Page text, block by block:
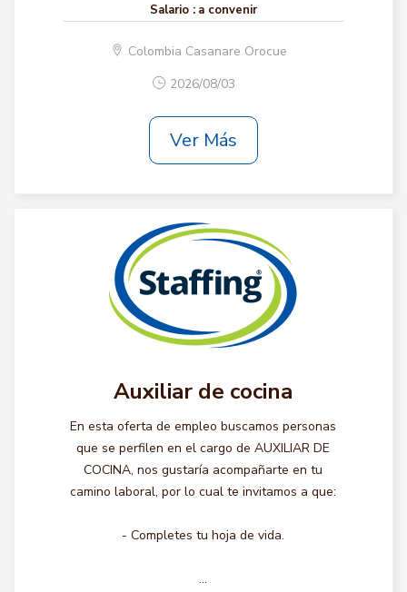
Salario : a convenir
Colombia Casanare Orocue
2026/08/03
Ver Más
Auxiliar de cocina
En esta oferta de empleo buscamos personas
que se perfilen en el cargo de AUXILIAR DE
COCINA, nos gustaría acompañarte en tu
camino laboral, por lo cual te invitamos a que:
- Completes tu hoja de vida.
...